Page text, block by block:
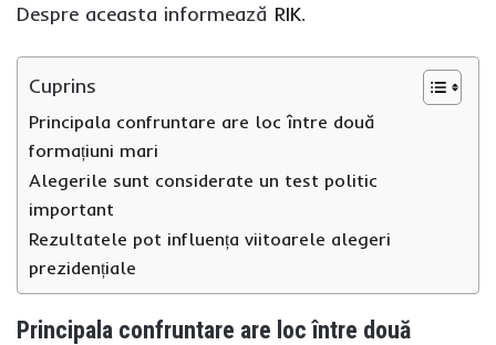
Despre aceasta informează RIK.
Cuprins
Principala confruntare are loc între două
formațiuni mari
Alegerile sunt considerate un test politic
important
Rezultatele pot influența viitoarele alegeri
prezidențiale
Principala confruntare are loc între două